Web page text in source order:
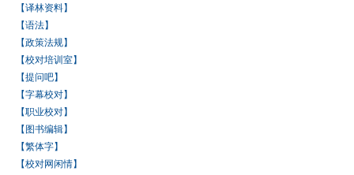
【译林资料】
【语法】
【政策法规】
【校对培训室】
【提问吧】
【字幕校对】
【职业校对】
【图书编辑】
【繁体字】
【校对网闲情】